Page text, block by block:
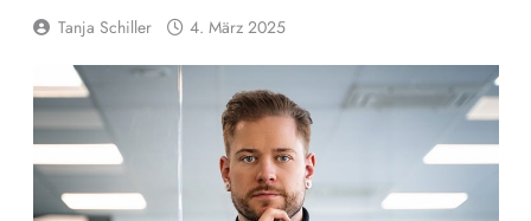
Tanja Schiller 4. März 2025